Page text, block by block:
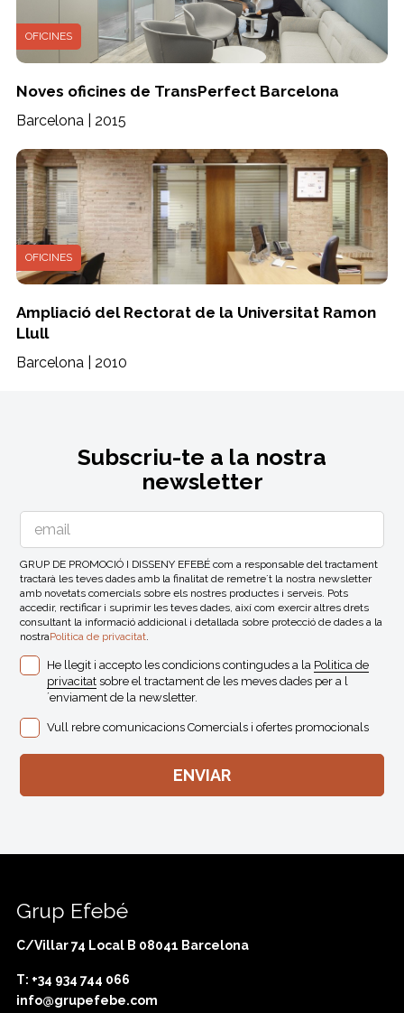
OFICINES
Noves oficines de TransPerfect Barcelona
Barcelona | 2015
OFICINES
Ampliació del Rectorat de la Universitat Ramon
Llull
Barcelona | 2010
Subscriu-te a la nostra
newsletter
GRUP DE PROMOCIÓ I DISSENY EFEBÉ com a responsable del tractament
tractarà les teves dades amb la finalitat de remetre´t la nostra newsletter
amb novetats comercials sobre els nostres productes i serveis. Pots
accedir, rectificar i suprimir les teves dades, així com exercir altres drets
consultant la informació addicional i detallada sobre protecció de dades a la
nostraPolitica de privacitat.
He llegit i accepto les condicions contingudes a la Politica de
privacitat sobre el tractament de les meves dades per a l
´enviament de la newsletter.
Vull rebre comunicacions Comercials i ofertes promocionals
Grup Efebé
C/Villar 74 Local B 08041 Barcelona
T: +34 934 744 066
info@grupefebe.com